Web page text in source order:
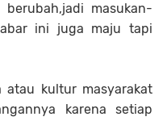
masukan-
ini juga maju tapi
atau kultur masyarakat
karena setiap